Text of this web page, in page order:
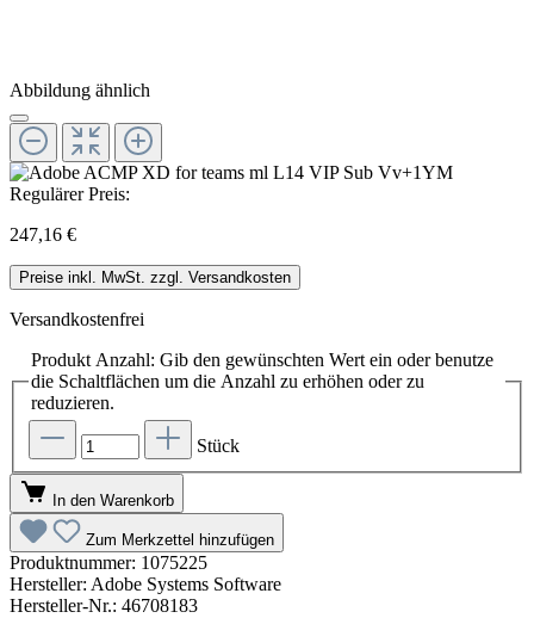
Abbildung ähnlich
Regulärer Preis:
247,16 €
Preise inkl. MwSt. zzgl. Versandkosten
Versandkostenfrei
Produkt Anzahl: Gib den gewünschten Wert ein oder benutze
die Schaltflächen um die Anzahl zu erhöhen oder zu
reduzieren.
Stück
In den Warenkorb
Zum Merkzettel hinzufügen
Produktnummer: 1075225
Hersteller: Adobe Systems Software
Hersteller-Nr.: 46708183